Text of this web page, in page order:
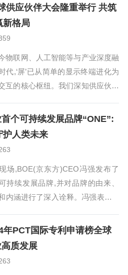
环境中自适应车内明暗,重新定义
的...
供应伙伴大会隆重举行 共筑
新格局
物联网、人工智能等与产业深度融
代,‘屏’已从简单的显示终端进化为
互的核心枢纽。我们深知供应伙伴
的关键力量。我们举办SPC大会,
建一个开...
个可持续发展品牌“ONE”:
护人类未来
场,BOE(京东方)CEO冯强发布了
持续发展品牌,并对品牌的由来、
内涵进行了深入诠释。冯强表示,B
升维成集团的核心战略,并在2024
PCT国际专利申请榜全球
质发展